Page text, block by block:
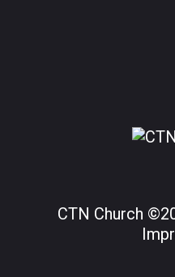
CTN Church ©